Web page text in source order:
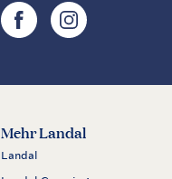
facebookinstagram
Mehr Landal
Landal